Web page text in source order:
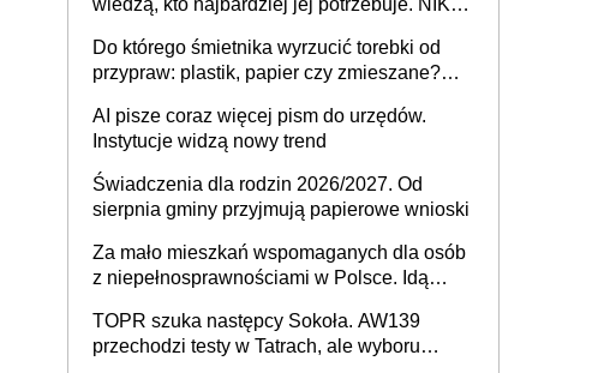
stołecznych
Do którego śmietnika wyrzucić torebki od
przypraw: plastik, papier czy zmieszane?
AI pisze coraz więcej pism do urzędów.
Instytucje widzą nowy trend
Świadczenia dla rodzin 2026/2027. Od
sierpnia gminy przyjmują papierowe wnioski
Za mało mieszkań wspomaganych dla osób
z niepełnosprawnościami w Polsce. Idą
TOPR szuka następcy Sokoła. AW139
przechodzi testy w Tatrach, ale wyboru